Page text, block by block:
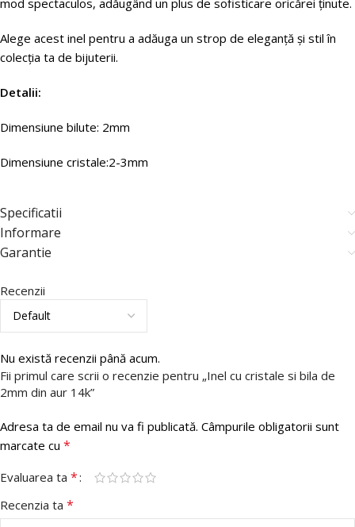
mod spectaculos, adăugând un plus de sofisticare oricărei ținute.
Alege acest inel pentru a adăuga un strop de eleganță și stil în
colecția ta de bijuterii.
Detalii:
Dimensiune bilute: 2mm
Dimensiune cristale:2-3mm
Specificatii
Informare
Garantie
Recenzii
Nu există recenzii până acum.
Fii primul care scrii o recenzie pentru „Inel cu cristale si bila de
2mm din aur 14k”
Adresa ta de email nu va fi publicată. Câmpurile obligatorii sunt
marcate cu *
Evaluarea ta *
Recenzia ta *